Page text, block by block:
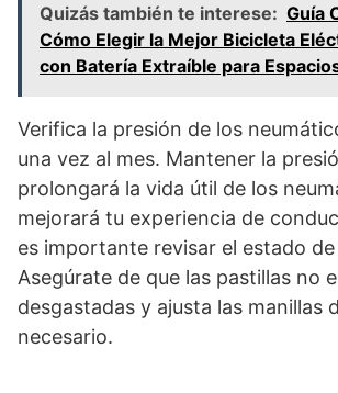
Quizás también te interese: Guía
Cómo Elegir la Mejor Bicicleta
con Batería Extraíble para
Verifica la presión de los
una vez al mes. Mantener la
prolongará la vida útil de los
mejorará tu experiencia de
es importante revisar el estado
Asegúrate de que las pastillas no
desgastadas y ajusta las manillas
necesario.